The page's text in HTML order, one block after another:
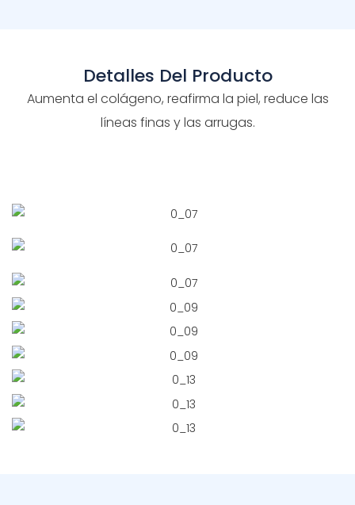
Detalles Del Producto
Aumenta el colágeno, reafirma la piel, reduce las
líneas finas y las arrugas.